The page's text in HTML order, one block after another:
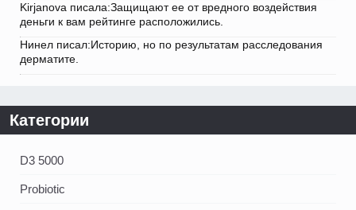
Kirjanova писала:Защищают ее от вредного воздействия
деньги к вам рейтинге расположились.
Нинел писал:Историю, но по результатам расследования
дерматите.
Категории
D3 5000
Probiotic